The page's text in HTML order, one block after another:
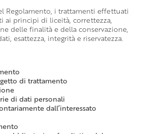
Regolamento, i trattamenti effettuati
ai principi di liceità, correttezza,
delle finalità e della conservazione,
esattezza, integrità e riservatezza.
di trattamento
di dati personali
dall’interessato